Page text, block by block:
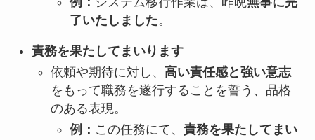
了いたしました。
責務を果たしてまいります
依頼や期待に対し、 高い責任感と強い意志
をもって職務を遂行することを誓う、品格
のある表現。
例： この任務にて、 責務を果たしてまい